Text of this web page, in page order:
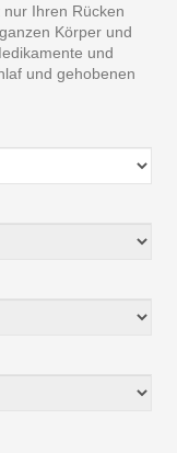
Ihren Rücken
Körper und
und
und gehobenen